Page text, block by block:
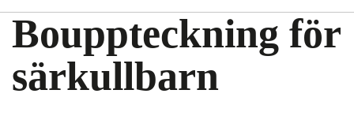
Bouppteckning för
särkullbarn